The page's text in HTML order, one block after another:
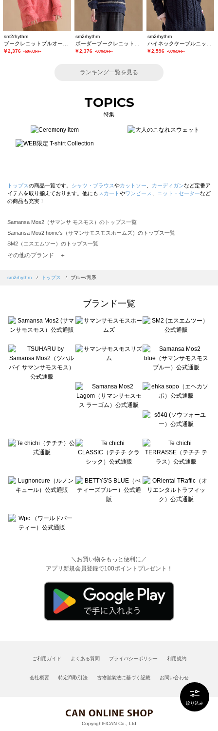
絞り込み
sm2rhythm
￥2,376 -60%OFF-
sm2rhythm
￥2,376 -60%OFF-
sm2rhythm
￥2,596 -60%OFF-
ランキング一覧を見る
TOPICS
特集
トップスの商品一覧です。 シャツ・ブラウスやカットソー カーディガンなど定番ア
イテムを取り揃えております。他にも スカート やワンピース ニット・セーターなど
の商品も充実！
Samansa Mos2（サマンサ モスモス）のトップス一覧
Samansa Mos2 home's（サマンサモスモスホームズ）のトップス一覧
SM2（エスエムツー）のトップス一覧
TSUHARU by Samansa Mos2（ツハルバイサマンサモスモス）のトップス一覧
Samansa Mos2 blue（サマンサモスモス ブルー）のトップス一覧
sō4ū（ソウフォーユー）のトップス一覧
Te chichi（テチチ）のトップス一覧
Te chichi CLASSIC（テチチ クラシック）のトップス一覧
Lugnoncure（ルノンキュール）のトップス一覧
BETTY'S BLUE（べティーズブルー）のトップス一覧
Wpc.（ワールドパーティー）のトップス一覧
その他のブランド ＋
sm2rhythm トップス ブルー/青系
ブランド一覧
＼お買い物をもっと便利に／
アプリ新規会員登録で100ポイントプレゼント！
ご利用ガイド よくある質問 プライバシーポリシー 利用規約
会社概要 特定商取引法 古物営業法に基づく記載 お問い合わせ
Copyright©CAN Co., Ltd